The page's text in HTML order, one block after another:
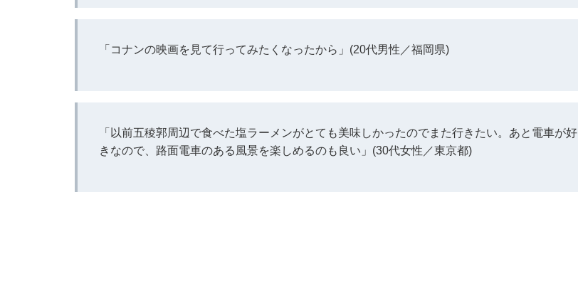
「コナンの映画を見て行ってみたくなったから」(20代男性／福岡県)
「以前五稜郭周辺で食べた塩ラーメンがとても美味しかったのでまた行きたい。あと電車が好
きなので、路面電車のある風景を楽しめるのも良い」(30代女性／東京都)